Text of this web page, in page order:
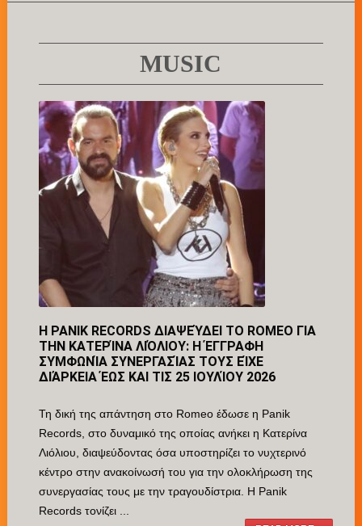
MUSIC
Η PANIK RECORDS ΔΙΑΨΕΎΔΕΙ ΤΟ ROMEO ΓΙΑ
ΤΗΝ ΚΑΤΕΡΊΝΑ ΛΙΌΛΙΟΥ: Η ΈΓΓΡΑΦΗ
ΣΥΜΦΩΝΊΑ ΣΥΝΕΡΓΑΣΊΑΣ ΤΟΥΣ ΕΊΧΕ
ΔΙΆΡΚΕΙΑ ΈΩΣ ΚΑΙ ΤΙΣ 25 ΙΟΥΛΊΟΥ 2026
Τη δική της απάντηση στο Romeo έδωσε η Panik
Records, στο δυναμικό της οποίας ανήκει η Κατερίνα
Λιόλιου, διαψεύδοντας όσα υποστηρίζει το νυχτερινό
κέντρο στην ανακοίνωσή του για την ολοκλήρωση της
συνεργασίας τους με την τραγουδίστρια. Η Panik
Records τονίζει ...